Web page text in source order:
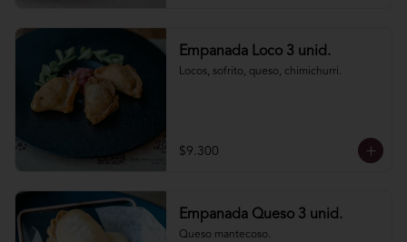
Empanada Loco 3 unid.
Locos, sofrito, queso, chimichurri.
$9.300
Empanada Queso 3 unid.
Queso mantecoso.